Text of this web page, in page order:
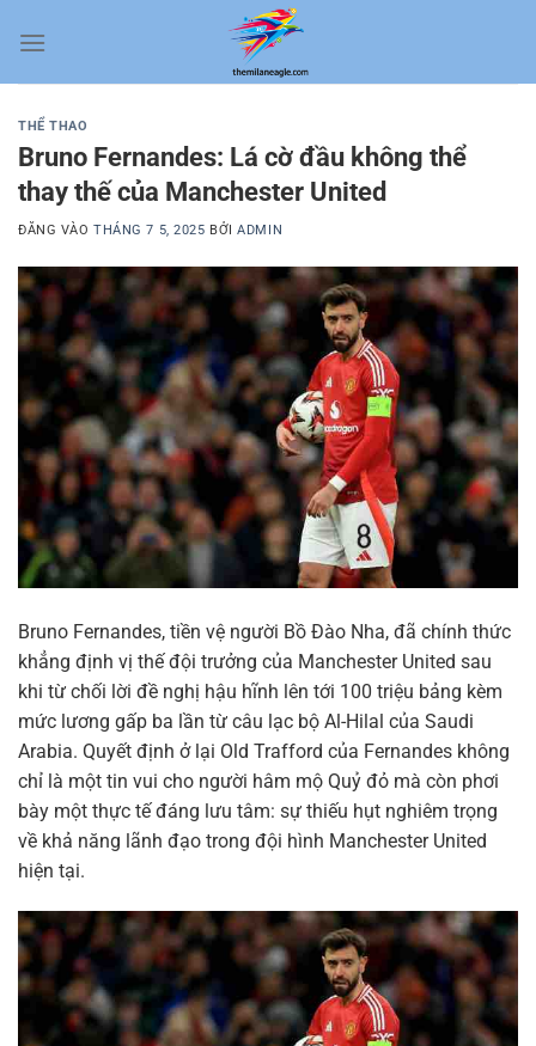
qua
THỂ THAO
Bruno Fernandes: Lá cờ đầu không thể
thay thế của Manchester United
ĐĂNG VÀOTHÁNG 7 5, 2025 BỞIADMIN
Bruno Fernandes, tiền vệ người Bồ Đào Nha, đã chính thức
khẳng định vị thế đội trưởng của Manchester United sau
khi từ chối lời đề nghị hậu hĩnh lên tới 100 triệu bảng kèm
mức lương gấp ba lần từ câu lạc bộ Al-Hilal của Saudi
Arabia. Quyết định ở lại Old Trafford của Fernandes không
chỉ là một tin vui cho người hâm mộ Quỷ đỏ mà còn phơi
bày một thực tế đáng lưu tâm: sự thiếu hụt nghiêm trọng
về khả năng lãnh đạo trong đội hình Manchester United
hiện tại.